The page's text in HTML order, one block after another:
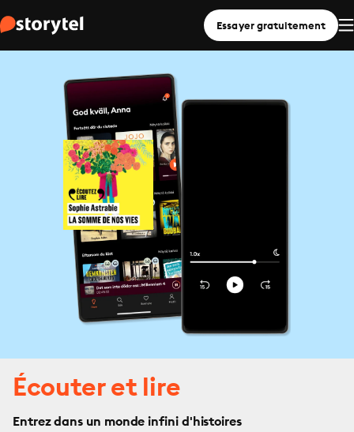
Essayer gratuitement
Écouter et lire
Entrez dans un monde infini d'histoires